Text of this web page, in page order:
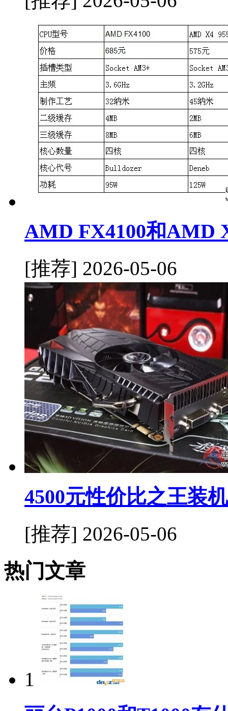
AMD FX4100和AMD
[推荐] 2026-05-06
4500元性价比之王装
[推荐] 2026-05-06
热门文章
1